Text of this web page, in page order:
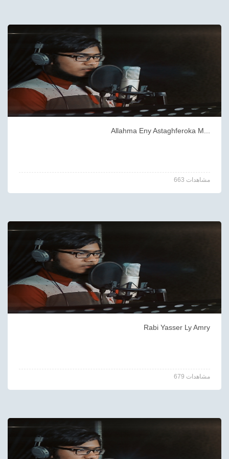
Allahma Eny Astaghferoka M...
663 مشاهدات
Rabi Yasser Ly Amry
679 مشاهدات